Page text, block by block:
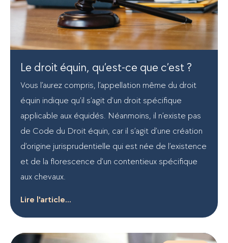
Le droit équin, qu’est-ce que c’est ?
Vous l’aurez compris, l’appellation même du droit
équin indique qu’il s’agit d’un droit spécifique
applicable aux équidés. Néanmoins, il n’existe pas
de Code du Droit équin, car il s’agit d’une création
d’origine jurisprudentielle qui est née de l’existence
et de la florescence d’un contentieux spécifique
aux chevaux.
Lire l'article...